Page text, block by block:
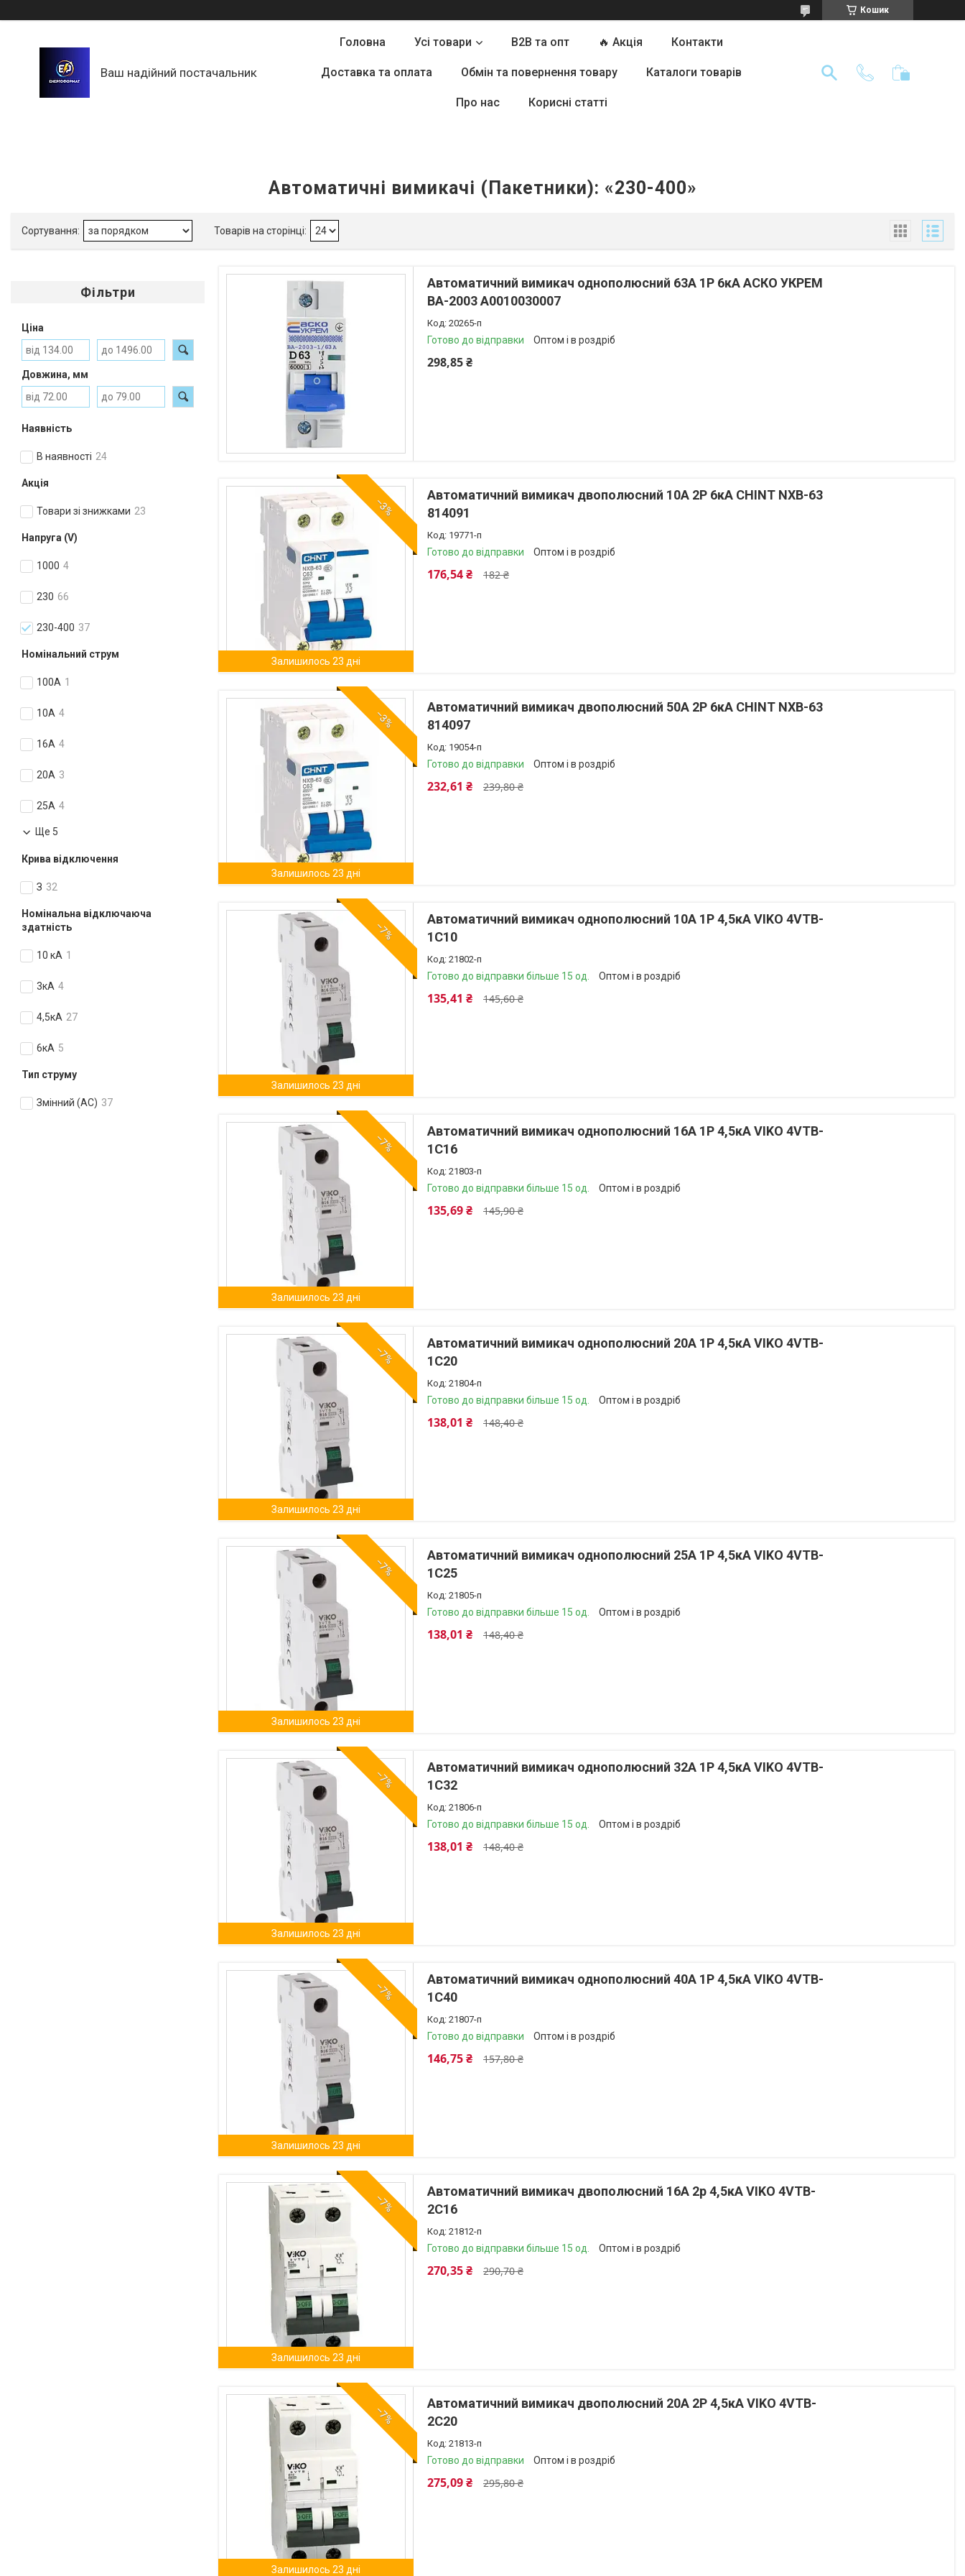
Кошик
Ваш надійний постачальник
Головна Усі товари B2B та опт 🔥 Акція Контакти
Доставка та оплата Обмін та повернення товару Каталоги товарів
Про нас Корисні статті
Автоматичні вимикачі (Пакетники): «230-400»
Фільтри
Ціна
Довжина, мм
Наявність
В наявності 24
Акція
Товари зі знижками 23
Напруга (V)
1000 4
230 66
230-400 37
Номінальний струм
100А 1
10А 4
16А 4
20А 3
25А 4
Ще 5
Крива відключення
З 32
Номінальна відключаюча
здатність
10 кА 1
3кА 4
4,5кА 27
6кА 5
Тип струму
Змінний (АС) 37
Автоматичний вимикач однополюсний 63А 1P 6кА АСКО УКРЕМ
ВА-2003 A0010030007
20265-п
Готово до відправки Оптом і в роздріб
298,85 ₴
–3%
Залишилось 23 дні
Автоматичний вимикач двополюсний 10А 2P 6кА CHINT NXB-63
814091
19771-п
Готово до відправки Оптом і в роздріб
182 ₴
176,54 ₴
–3%
Залишилось 23 дні
Автоматичний вимикач двополюсний 50А 2P 6кА CHINT NXB-63
814097
19054-п
Готово до відправки Оптом і в роздріб
239,80 ₴
232,61 ₴
–7%
Залишилось 23 дні
Автоматичний вимикач однополюсний 10А 1P 4,5кА VIKO 4VTB-
1C10
21802-п
Готово до відправки більше 15 од. Оптом і в роздріб
145,60 ₴
135,41 ₴
–7%
Залишилось 23 дні
Автоматичний вимикач однополюсний 16А 1P 4,5кА VIKO 4VTB-
1C16
21803-п
Готово до відправки більше 15 од. Оптом і в роздріб
145,90 ₴
135,69 ₴
–7%
Залишилось 23 дні
Автоматичний вимикач однополюсний 20А 1P 4,5кА VIKO 4VTB-
1C20
21804-п
Готово до відправки більше 15 од. Оптом і в роздріб
148,40 ₴
138,01 ₴
–7%
Залишилось 23 дні
Автоматичний вимикач однополюсний 25А 1P 4,5кА VIKO 4VTB-
1C25
21805-п
Готово до відправки більше 15 од. Оптом і в роздріб
148,40 ₴
138,01 ₴
–7%
Залишилось 23 дні
Автоматичний вимикач однополюсний 32А 1P 4,5кА VIKO 4VTB-
1C32
21806-п
Готово до відправки більше 15 од. Оптом і в роздріб
148,40 ₴
138,01 ₴
–7%
Залишилось 23 дні
Автоматичний вимикач однополюсний 40А 1P 4,5кА VIKO 4VTB-
1C40
21807-п
Готово до відправки Оптом і в роздріб
157,80 ₴
146,75 ₴
–7%
Залишилось 23 дні
Автоматичний вимикач двополюсний 16А 2p 4,5кА VIKO 4VTB-
2C16
21812-п
Готово до відправки більше 15 од. Оптом і в роздріб
290,70 ₴
270,35 ₴
–7%
Залишилось 23 дні
Автоматичний вимикач двополюсний 20А 2P 4,5кА VIKO 4VTB-
2C20
21813-п
Готово до відправки Оптом і в роздріб
295,80 ₴
275,09 ₴